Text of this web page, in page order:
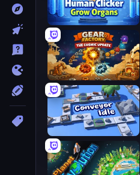
Human Clicker: Grow Organs
Gear Factory
Conveyor Idle